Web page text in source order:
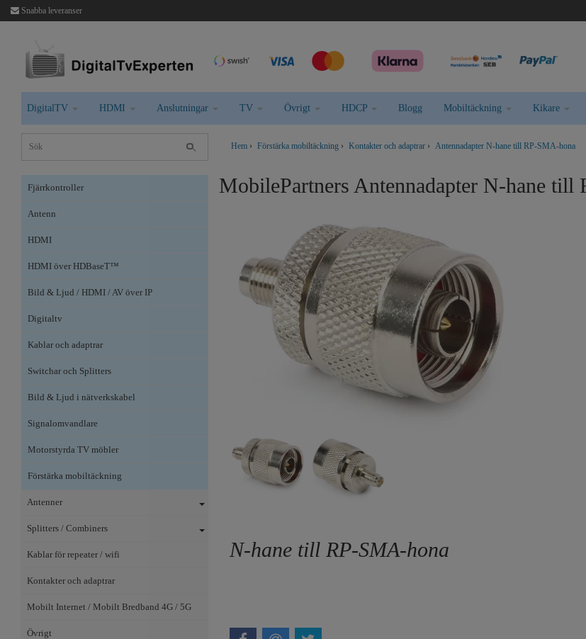
Snabba leveranser
DigitalTV HDMI Anslutningar TV Övrigt HDCP Blogg Mobiltäckning Kikare
Fjärrkontroller
Antenn
HDMI
HDMI över HDBaseT™
Bild & Ljud / HDMI / AV över IP
Digitaltv
Kablar och adaptrar
Switchar och Splitters
Bild & Ljud i nätverkskabel
Signalomvandlare
Motorstyrda TV möbler
Förstärka mobiltäckning
Antenner
Splitters / Combiners
Kablar för repeater / wifi
Kontakter och adaptrar
Mobilt Internet / Mobilt Bredband 4G / 5G
Övrigt
Hem › Förstärka mobiltäckning › Kontakter och adaptrar › Antennadapter N-hane till RP-SMA-hona
MobilePartners Antennadapter N-hane till
N-hane till RP-SMA-hona